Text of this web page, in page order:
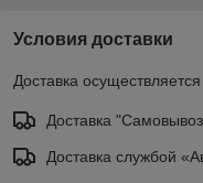
Условия доставки
Доставка
Доставка
Доставка службой